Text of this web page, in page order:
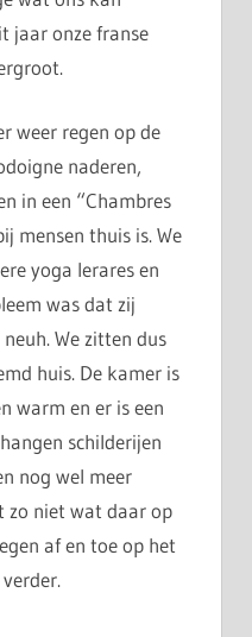
jaar onze franse
weer regen op de
naderen,
in een “Chambres
mensen thuis is. We
yoga lerares en
was dat zij
We zitten dus
huis. De kamer is
warm en er is een
schilderijen
nog wel meer
zo niet wat daar op
af en toe op het